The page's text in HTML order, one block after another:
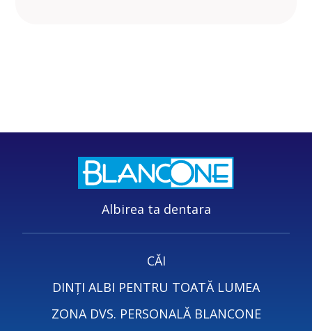
Albirea ta dentara
CĂI
DINȚI ALBI PENTRU TOATĂ LUMEA
ZONA DVS. PERSONALĂ BLANCONE